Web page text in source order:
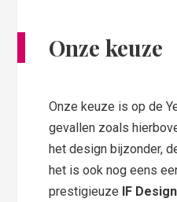
Onze keuze
Onze keuze is op de
gevallen zoals
het design bijzonder,
het is ook nog eens
prestigieuze IF